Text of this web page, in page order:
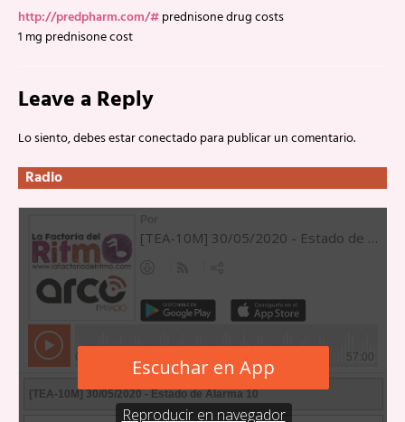
http://predpharm.com/#prednisone drug costs
1 mg prednisone cost
Leave a Reply
Lo siento, debes estarconectadopara publicar un comentario.
Radio